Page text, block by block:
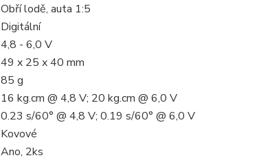
Obří lodě, auta 1:5
Digitální
4,8 - 6,0 V
49 x 25 x 40 mm
85 g
16 kg.cm @ 4,8 V; 20 kg.cm @ 6,0 V
0.23 s/60° @ 4,8 V; 0.19 s/60° @ 6,0 V
Kovové
Ano, 2ks